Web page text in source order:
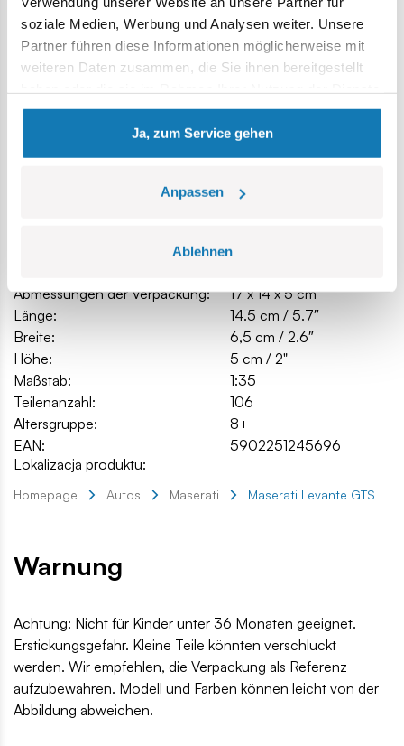
soziale Medien, Werbung und Analysen weiter. Unsere
Partner führen diese Informationen möglicherweise mit
weiteren Daten zusammen, die Sie ihnen bereitgestellt
gesammelt haben.
Ja, zum Service gehen
Anpassen
Ablehnen
Spezifikation
COBI-24569
Abmessungen der Verpackung:
17 x 14 x 5 cm
Länge:
14.5 cm / 5.7″
Breite:
6,5 cm / 2.6″
Höhe:
5 cm / 2"
Maßstab:
1:35
Teilenanzahl:
106
Altersgruppe:
8+
EAN:
5902251245696
Lokalizacja produktu:
Homepage Autos Maserati Maserati Levante GTS
Warnung
Achtung: Nicht für Kinder unter 36 Monaten geeignet.
Erstickungsgefahr. Kleine Teile könnten verschluckt
werden. Wir empfehlen, die Verpackung als Referenz
aufzubewahren. Modell und Farben können leicht von der
Abbildung abweichen.